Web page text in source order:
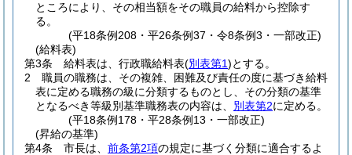
ところにより、その相当額をその職員の給料から控除す
る。
(平18条例208・平26条例37・令8条例3・一部改正)
(給料表)
第3条
給料表は、行政職給料表(別表第1)とする。
2
職員の職務は、その複雑、困難及び責任の度に基づき給料
表に定める職務の級に分類するものとし、その分類の基準
となるべき等級別基準職務表の内容は、 別表第2に定める。
(平18条例178・平28条例13・一部改正)
(昇給の基準)
第4条
市長は、 前条第2項の規定に基づく分類に適合するよ